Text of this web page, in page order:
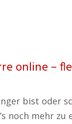
online –
bist oder
noch mehr zu